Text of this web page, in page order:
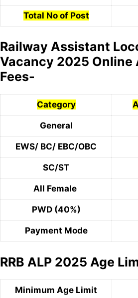
Total No of Post
Railway Assistant
Vacancy 2025 Online
Fees-
Category
General
EWS/ BC/ EBC/OBC
SC/ST
All Female
PWD (40%)
Payment Mode
RRB ALP 2025 Age
Minimum Age Limit